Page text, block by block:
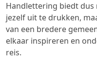
Handlettering biedt dus
jezelf uit te drukken,
van een bredere
elkaar inspireren en
reis.